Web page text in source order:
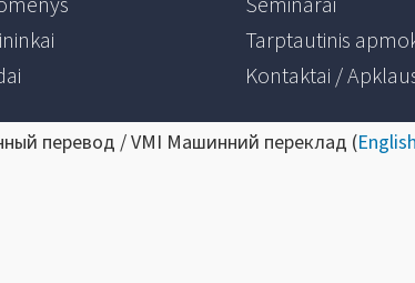
Tarptautinis
Kontaktai /
перевод / VMI Машинний переклад (English